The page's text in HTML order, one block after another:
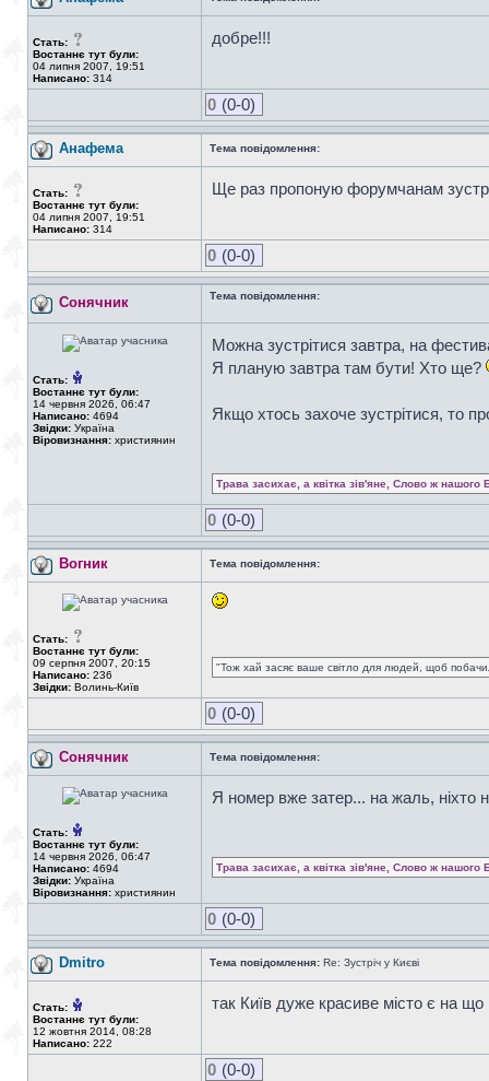
Стать:
Востаннє тут були:
04 липня 2007, 19:51
Написано: 314
добре!!!
0 (0-0)
Анафема Тема повідомлення:
Стать:
Востаннє тут були:
04 липня 2007, 19:51
Написано: 314
Ще раз пропоную форумчанам
0 (0-0)
Сонячник Тема повідомлення:
Стать:
Востаннє тут були:
14 червня 2026, 06:47
Написано: 4694
Звідки: Україна
Віровизнання: християнин
Можна зустрітися завтра, на
Я планую завтра там бути! Хто ще?
Якщо хтось захоче зустрітися, то
Трава засихає, а квітка зів'яне, Слово ж нашого
0 (0-0)
Вогник Тема повідомлення:
Стать:
Востаннє тут були:
09 серпня 2007, 20:15
Написано: 236
Звідки: Волинь-Київ
"Тож хай засяє ваше світло для людей, щоб
0 (0-0)
Сонячник Тема повідомлення:
Стать:
Востаннє тут були:
14 червня 2026, 06:47
Написано: 4694
Звідки: Україна
Віровизнання: християнин
Я номер вже затер... на жаль, ніхто
Трава засихає, а квітка зів'яне, Слово ж нашого
0 (0-0)
Dmitro Тема повідомлення: Re: Зустріч у Києві
Стать:
Востаннє тут були:
12 жовтня 2014, 08:28
Написано: 222
так Київ дуже красиве місто є на
0 (0-0)